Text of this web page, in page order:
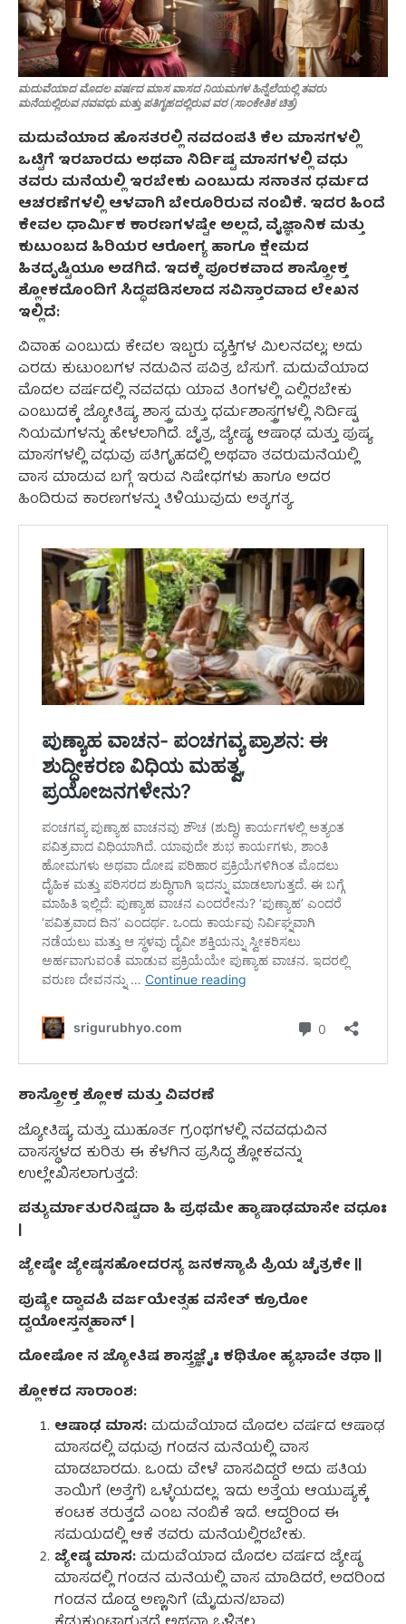
ಮದುವೆಯಾದ ಮೊದಲ ವರ್ಷದ ಮಾಸ ವಾಸದ ನಿಯಮಗಳ ಹಿನ್ನೆಲೆಯಲ್ಲಿ ತವರು
ಮನೆಯಲ್ಲಿರುವ ನವವಧು ಮತ್ತು ಪತಿಗೃಹದಲ್ಲಿರುವ ವರ (ಸಾಂಕೇತಿಕ ಚಿತ್ರ)
ಮದುವೆಯಾದ ಹೊಸತರಲ್ಲಿ ನವದಂಪತಿ ಕೆಲ ಮಾಸಗಳಲ್ಲಿ
ಒಟ್ಟಿಗೆ ಇರಬಾರದು ಅಥವಾ ನಿರ್ದಿಷ್ಟ ಮಾಸಗಳಲ್ಲಿ ವಧು
ತವರು ಮನೆಯಲ್ಲಿ ಇರಬೇಕು ಎಂಬುದು ಸನಾತನ ಧರ್ಮದ
ಆಚರಣೆಗಳಲ್ಲಿ ಆಳವಾಗಿ ಬೇರೂರಿರುವ ನಂಬಿಕೆ. ಇದರ ಹಿಂದೆ
ಕೇವಲ ಧಾರ್ಮಿಕ ಕಾರಣಗಳಷ್ಟೇ ಅಲ್ಲದೆ, ವೈಜ್ಞಾನಿಕ ಮತ್ತು
ಕುಟುಂಬದ ಹಿರಿಯರ ಆರೋಗ್ಯ ಹಾಗೂ ಕ್ಷೇಮದ
ಹಿತದೃಷ್ಟಿಯೂ ಅಡಗಿದೆ. ಇದಕ್ಕೆ ಪೂರಕವಾದ ಶಾಸ್ತ್ರೋಕ್ತ
ಶ್ಲೋಕದೊಂದಿಗೆ ಸಿದ್ಧಪಡಿಸಲಾದ ಸವಿಸ್ತಾರವಾದ ಲೇಖನ
ಇಲ್ಲಿದೆ:
ವಿವಾಹ ಎಂಬುದು ಕೇವಲ ಇಬ್ಬರು ವ್ಯಕ್ತಿಗಳ ಮಿಲನವಲ್ಲ; ಅದು
ಎರಡು ಕುಟುಂಬಗಳ ನಡುವಿನ ಪವಿತ್ರ ಬೆಸುಗೆ. ಮದುವೆಯಾದ
ಮೊದಲ ವರ್ಷದಲ್ಲಿ ನವವಧು ಯಾವ ತಿಂಗಳಲ್ಲಿ ಎಲ್ಲಿರಬೇಕು
ಎಂಬುದಕ್ಕೆ ಜ್ಯೋತಿಷ್ಯ ಶಾಸ್ತ್ರ ಮತ್ತು ಧರ್ಮಶಾಸ್ತ್ರಗಳಲ್ಲಿ ನಿರ್ದಿಷ್ಟ
ನಿಯಮಗಳನ್ನು ಹೇಳಲಾಗಿದೆ. ಚೈತ್ರ, ಜ್ಯೇಷ್ಠ, ಆಷಾಢ ಮತ್ತು ಪುಷ್ಯ
ಮಾಸಗಳಲ್ಲಿ ವಧುವು ಪತಿಗೃಹದಲ್ಲಿ ಅಥವಾ ತವರುಮನೆಯಲ್ಲಿ
ವಾಸ ಮಾಡುವ ಬಗ್ಗೆ ಇರುವ ನಿಷೇಧಗಳು ಹಾಗೂ ಅದರ
ಹಿಂದಿರುವ ಕಾರಣಗಳನ್ನು ತಿಳಿಯುವುದು ಅತ್ಯಗತ್ಯ.
ಶಾಸ್ತ್ರೋಕ್ತ ಶ್ಲೋಕ ಮತ್ತು ವಿವರಣೆ
ಜ್ಯೋತಿಷ್ಯ ಮತ್ತು ಮುಹೂರ್ತ ಗ್ರಂಥಗಳಲ್ಲಿ ನವವಧುವಿನ
ವಾಸಸ್ಥಳದ ಕುರಿತು ಈ ಕೆಳಗಿನ ಪ್ರಸಿದ್ಧ ಶ್ಲೋಕವನ್ನು
ಉಲ್ಲೇಖಿಸಲಾಗುತ್ತದೆ:
ಪತ್ಯುರ್ಮಾತುರನಿಷ್ಟದಾ ಹಿ ಪ್ರಥಮೇ ಹ್ಯಾಷಾಢಮಾಸೇ ವಧೂಃ
|
ಜ್ಯೇಷ್ಠೇ ಜ್ಯೇಷ್ಠಸಹೋದರಸ್ಯ ಜನಕಸ್ಯಾಪಿ ಪ್ರಿಯ ಚೈತ್ರಕೇ ||
ಪುಷ್ಯೇ ದ್ವಾವಪಿ ವರ್ಜಯೇತ್ಸಹ ವಸೇತ್ ಕ್ರೂರೋ
ದ್ವಯೋಸ್ತನ್ಮಹಾನ್ |
ದೋಷೋ ನ ಜ್ಯೋತಿಷ ಶಾಸ್ತ್ರಜ್ಞೈಃ ಕಥಿತೋ ಹ್ಯಭಾವೇ ತಥಾ ||
ಶ್ಲೋಕದ ಸಾರಾಂಶ:
ಆಷಾಢ ಮಾಸ:ಮದುವೆಯಾದ ಮೊದಲ ವರ್ಷದ ಆಷಾಢ
ಮಾಸದಲ್ಲಿ ವಧುವು ಗಂಡನ ಮನೆಯಲ್ಲಿ ವಾಸ
ಮಾಡಬಾರದು. ಒಂದು ವೇಳೆ ವಾಸವಿದ್ದರೆ ಅದು ಪತಿಯ
ತಾಯಿಗೆ (ಅತ್ತೆಗೆ) ಒಳ್ಳೆಯದಲ್ಲ. ಇದು ಅತ್ತೆಯ ಆಯುಷ್ಯಕ್ಕೆ
ಕಂಟಕ ತರುತ್ತದೆ ಎಂಬ ನಂಬಿಕೆ ಇದೆ. ಆದ್ದರಿಂದ ಈ
ಸಮಯದಲ್ಲಿ ಆಕೆ ತವರು ಮನೆಯಲ್ಲಿರಬೇಕು.
ಜ್ಯೇಷ್ಠ ಮಾಸ:ಮದುವೆಯಾದ ಮೊದಲ ವರ್ಷದ ಜ್ಯೇಷ್ಠ
ಮಾಸದಲ್ಲಿ ಗಂಡನ ಮನೆಯಲ್ಲಿ ವಾಸ ಮಾಡಿದರೆ, ಅದರಿಂದ
ಗಂಡನ ದೊಡ್ಡ ಅಣ್ಣನಿಗೆ (ಮೈದುನ/ಬಾವ)